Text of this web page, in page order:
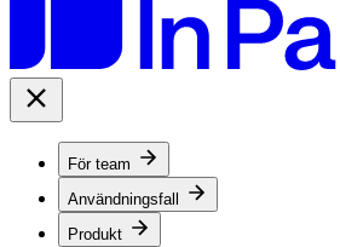
För team
Användningsfall
Produkt